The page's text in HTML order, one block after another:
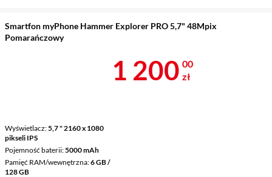
Smartfon myPhone Hammer Explorer PRO 5,7" 48Mpix
Pomarańczowy
Wyświetlacz 5,7 " 2160 x 1080
pikseli IPS
Pojemność baterii 5000 mAh
Pamięć RAM/wewnętrzna 6 GB /
128 GB
Cena 1 200 zł
1 200 00
zł